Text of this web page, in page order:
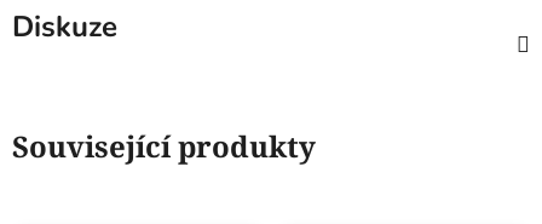
Diskuze
Související produkty